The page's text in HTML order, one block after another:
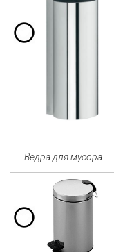
Ведра для мусора